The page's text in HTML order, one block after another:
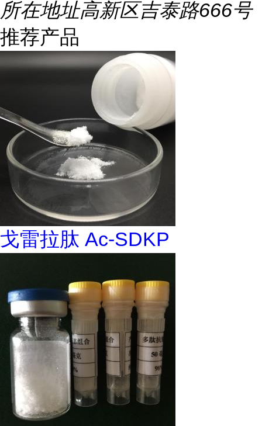
所在地址高新区吉泰路666号
推荐产品
戈雷拉肽 Ac-SDKP